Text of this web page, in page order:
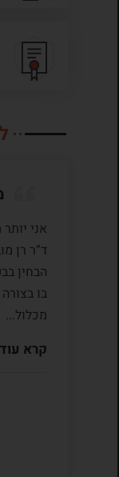
אני
ד”ר רן
הבחין
בו
מכלול...
קרא עוד